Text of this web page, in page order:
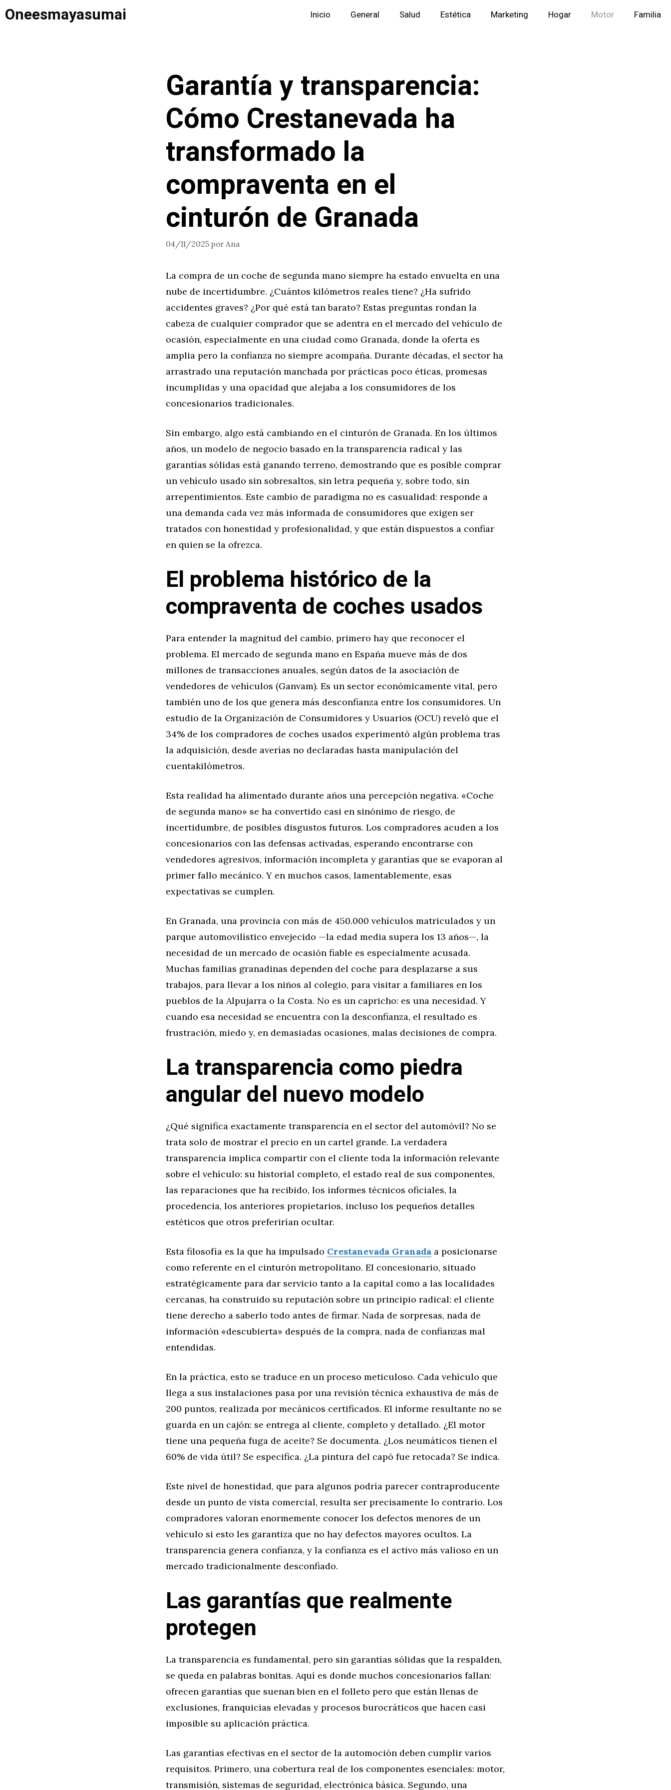
Saltar
Oneesmayasumai Inicio General Salud Estética Marketing Hogar Motor Familia
Garantía y transparencia:
Cómo Crestanevada ha
transformado la
compraventa en el
cinturón de Granada
04/11/2025 por Ana
La compra de un coche de segunda mano siempre ha estado envuelta en una
nube de incertidumbre. ¿Cuántos kilómetros reales tiene? ¿Ha sufrido
accidentes graves? ¿Por qué está tan barato? Estas preguntas rondan la
cabeza de cualquier comprador que se adentra en el mercado del vehículo de
ocasión, especialmente en una ciudad como Granada, donde la oferta es
amplia pero la confianza no siempre acompaña. Durante décadas, el sector ha
arrastrado una reputación manchada por prácticas poco éticas, promesas
incumplidas y una opacidad que alejaba a los consumidores de los
concesionarios tradicionales.
Sin embargo, algo está cambiando en el cinturón de Granada. En los últimos
años, un modelo de negocio basado en la transparencia radical y las
garantías sólidas está ganando terreno, demostrando que es posible comprar
un vehículo usado sin sobresaltos, sin letra pequeña y, sobre todo, sin
arrepentimientos. Este cambio de paradigma no es casualidad: responde a
una demanda cada vez más informada de consumidores que exigen ser
tratados con honestidad y profesionalidad, y que están dispuestos a confiar
en quien se la ofrezca.
El problema histórico de la
compraventa de coches usados
Para entender la magnitud del cambio, primero hay que reconocer el
problema. El mercado de segunda mano en España mueve más de dos
millones de transacciones anuales, según datos de la asociación de
vendedores de vehículos (Ganvam). Es un sector económicamente vital, pero
también uno de los que genera más desconfianza entre los consumidores. Un
estudio de la Organización de Consumidores y Usuarios (OCU) reveló que el
34% de los compradores de coches usados experimentó algún problema tras
la adquisición, desde averías no declaradas hasta manipulación del
cuentakilómetros.
Esta realidad ha alimentado durante años una percepción negativa. «Coche
de segunda mano» se ha convertido casi en sinónimo de riesgo, de
incertidumbre, de posibles disgustos futuros. Los compradores acuden a los
concesionarios con las defensas activadas, esperando encontrarse con
vendedores agresivos, información incompleta y garantías que se evaporan al
primer fallo mecánico. Y en muchos casos, lamentablemente, esas
expectativas se cumplen.
En Granada, una provincia con más de 450.000 vehículos matriculados y un
parque automovilístico envejecido —la edad media supera los 13 años—, la
necesidad de un mercado de ocasión fiable es especialmente acusada.
Muchas familias granadinas dependen del coche para desplazarse a sus
trabajos, para llevar a los niños al colegio, para visitar a familiares en los
pueblos de la Alpujarra o la Costa. No es un capricho: es una necesidad. Y
cuando esa necesidad se encuentra con la desconfianza, el resultado es
frustración, miedo y, en demasiadas ocasiones, malas decisiones de compra.
La transparencia como piedra
angular del nuevo modelo
¿Qué significa exactamente transparencia en el sector del automóvil? No se
trata solo de mostrar el precio en un cartel grande. La verdadera
transparencia implica compartir con el cliente toda la información relevante
sobre el vehículo: su historial completo, el estado real de sus componentes,
las reparaciones que ha recibido, los informes técnicos oficiales, la
procedencia, los anteriores propietarios, incluso los pequeños detalles
estéticos que otros preferirían ocultar.
Esta filosofía es la que ha impulsado Crestanevada Granada a posicionarse
como referente en el cinturón metropolitano. El concesionario, situado
estratégicamente para dar servicio tanto a la capital como a las localidades
cercanas, ha construido su reputación sobre un principio radical: el cliente
tiene derecho a saberlo todo antes de firmar. Nada de sorpresas, nada de
información «descubierta» después de la compra, nada de confianzas mal
entendidas.
En la práctica, esto se traduce en un proceso meticuloso. Cada vehículo que
llega a sus instalaciones pasa por una revisión técnica exhaustiva de más de
200 puntos, realizada por mecánicos certificados. El informe resultante no se
guarda en un cajón: se entrega al cliente, completo y detallado. ¿El motor
tiene una pequeña fuga de aceite? Se documenta. ¿Los neumáticos tienen el
60% de vida útil? Se especifica. ¿La pintura del capó fue retocada? Se indica.
Este nivel de honestidad, que para algunos podría parecer contraproducente
desde un punto de vista comercial, resulta ser precisamente lo contrario. Los
compradores valoran enormemente conocer los defectos menores de un
vehículo si esto les garantiza que no hay defectos mayores ocultos. La
transparencia genera confianza, y la confianza es el activo más valioso en un
mercado tradicionalmente desconfiado.
Las garantías que realmente
protegen
La transparencia es fundamental, pero sin garantías sólidas que la respalden,
se queda en palabras bonitas. Aquí es donde muchos concesionarios fallan:
ofrecen garantías que suenan bien en el folleto pero que están llenas de
exclusiones, franquicias elevadas y procesos burocráticos que hacen casi
imposible su aplicación práctica.
Las garantías efectivas en el sector de la automoción deben cumplir varios
requisitos. Primero, una cobertura real de los componentes esenciales: motor,
transmisión, sistemas de seguridad, electrónica básica. Segundo, una